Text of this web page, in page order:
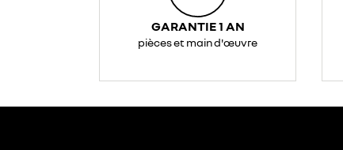
GARANTIE 1 AN
pièces et main d'œuvre